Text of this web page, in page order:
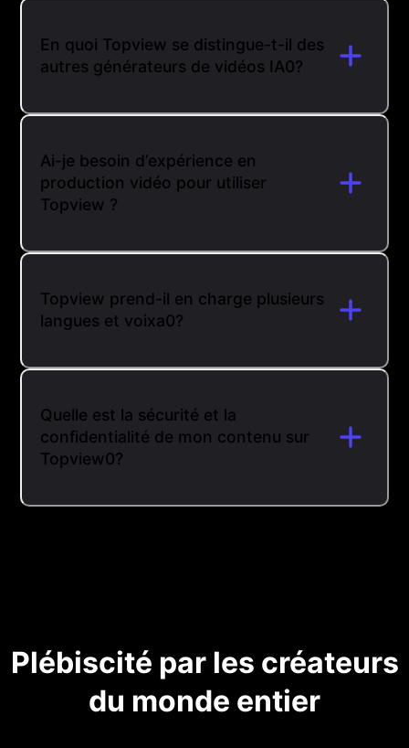
En quoi Topview se distingue-t-il des
autres générateurs de vidéos IA0?
Ai-je besoin d’expérience en
production vidéo pour utiliser
Topview ?
Topview prend-il en charge plusieurs
langues et voixa0?
Quelle est la sécurité et la
confidentialité de mon contenu sur
Topview0?
Plébiscité par les créateurs
du monde entier